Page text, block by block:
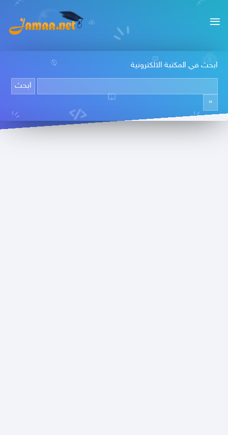
ابحث في المكتبة الالكترونية